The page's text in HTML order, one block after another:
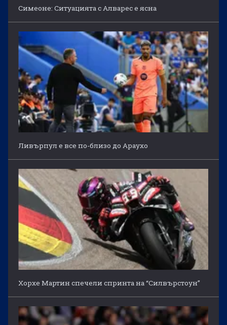
Симеоне: Ситуацията с Алварес е ясна
Ливърпул е все по-близо до Араухо
Хорхе Мартин спечели спринта на “Силвърстоун”